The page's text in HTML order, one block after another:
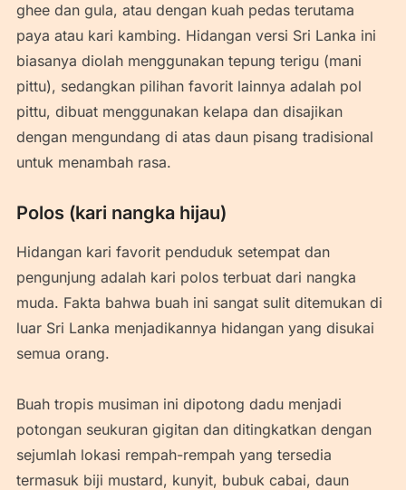
ghee dan gula, atau dengan kuah pedas terutama
paya atau kari kambing. Hidangan versi Sri Lanka ini
biasanya diolah menggunakan tepung terigu (mani
pittu), sedangkan pilihan favorit lainnya adalah pol
pittu, dibuat menggunakan kelapa dan disajikan
dengan mengundang di atas daun pisang tradisional
untuk menambah rasa.
Polos (kari nangka hijau)
Hidangan kari favorit penduduk setempat dan
pengunjung adalah kari polos terbuat dari nangka
muda. Fakta bahwa buah ini sangat sulit ditemukan di
luar Sri Lanka menjadikannya hidangan yang disukai
semua orang.
Buah tropis musiman ini dipotong dadu menjadi
potongan seukuran gigitan dan ditingkatkan dengan
sejumlah lokasi rempah-rempah yang tersedia
termasuk biji mustard, kunyit, bubuk cabai, daun